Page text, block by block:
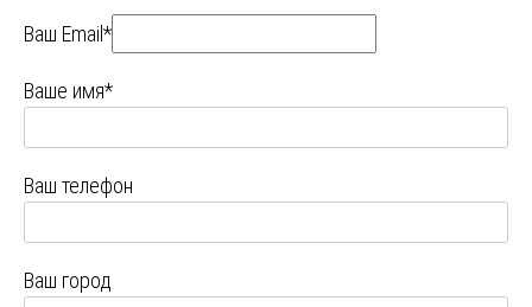
Ваш Email*
Ваше имя*
Ваш телефон
Ваш город